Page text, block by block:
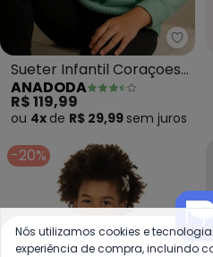
Sueter Infantil Coraçoes
(Verde)
ANADODA
R$ 119,99
ou 4x de R$ 29,99 sem juros
-20%
Nós utilizamos cookies e
experiência de compra, incluindo